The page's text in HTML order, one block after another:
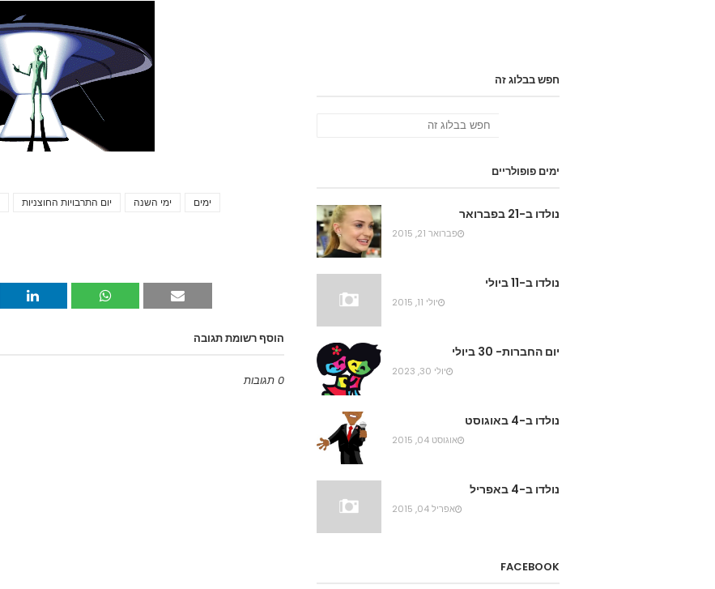
יום התרבויות החוצניות ימי השנה
ימים
הוסף רשומת תגובה
0 תגובות
חפש בבלוג זה
ימים פופולריים
נולדו ב-21 בפברואר
פברואר 21, 2015
נולדו ב-11 ביולי
יולי 11, 2015
יום החברות- 30 ביולי
יולי 30, 2023
נולדו ב-4 באוגוסט
אוגוסט 04, 2015
נולדו ב-4 באפריל
אפריל 04, 2015
FACEBOOK